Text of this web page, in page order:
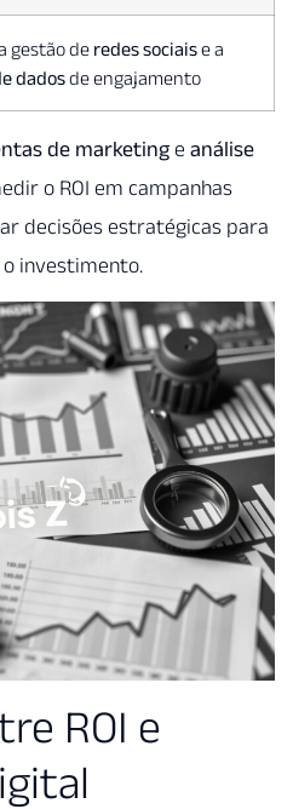
gestão de redes sociaise a
dadosde engajamento
de marketinge análise
o ROI em campanhas
decisões estratégicas para
investimento.
ROI e